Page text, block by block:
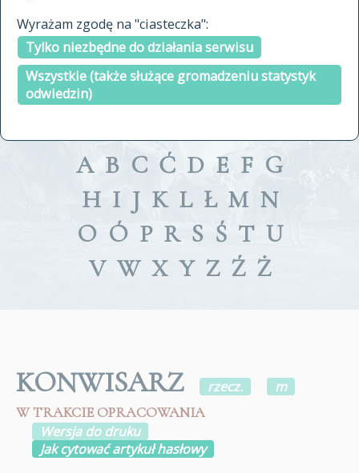
Wyrażam zgodę na "ciasteczka":
Tylko niezbędne do działania serwisu
Wszystkie (także służące gromadzeniu statystyk
odwiedzin)
indeksie
a fronte
a tergo
A B C Ć D E F G
H I J K L Ł M N
O Ó P R S Ś T U
V W X Y Z Ź Ż
KONWISARZ rzecz.
m
W TRAKCIE OPRACOWANIA
Wersja do druku
Jak cytować artykuł hasłowy